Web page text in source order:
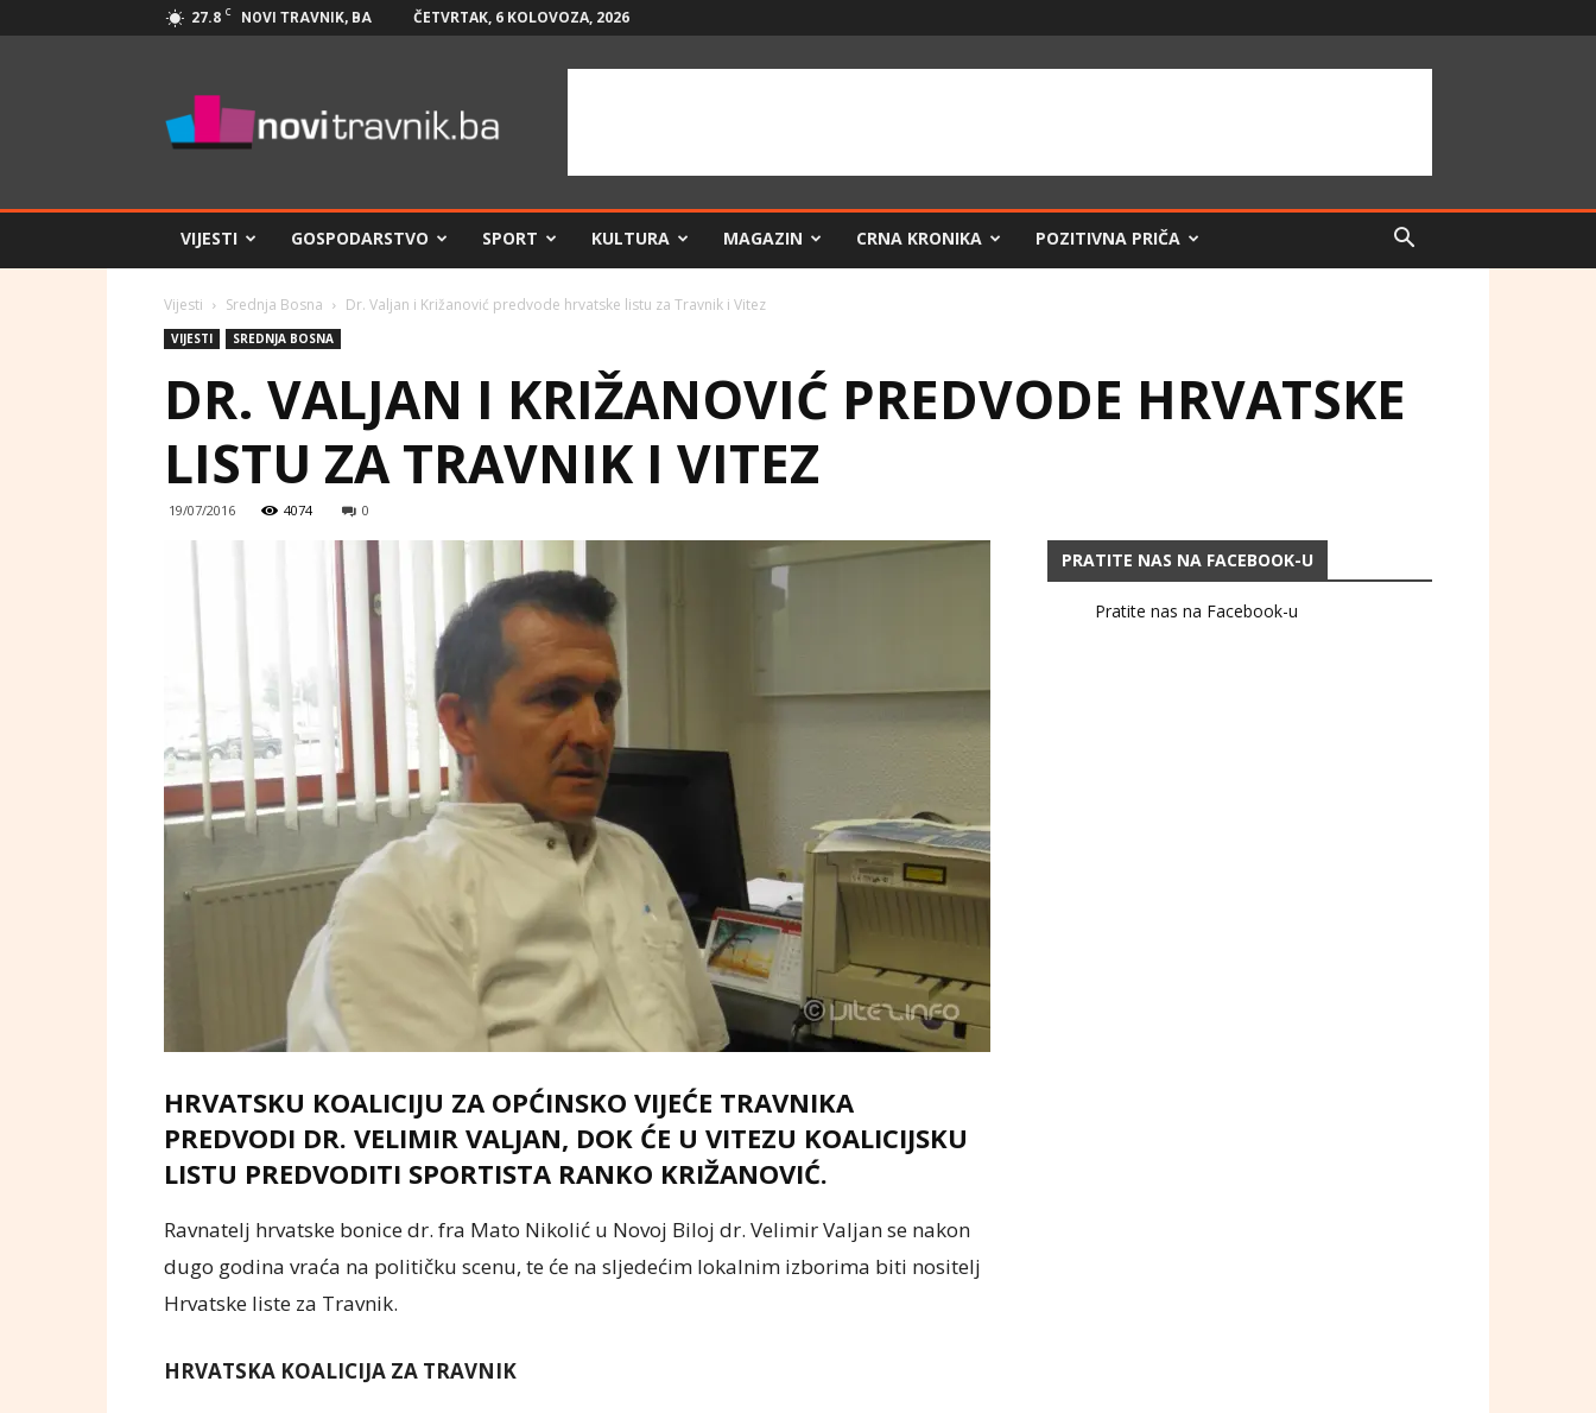
27.8 C NOVI TRAVNIK, BA ČETVRTAK, 6 KOLOVOZA, 2026
Travnik.ba
VIJESTI GOSPODARSTVO SPORT KULTURA MAGAZIN CRNA KRONIKA POZITIVNA PRIČA
Vijesti Srednja Bosna Dr. Valjan i Križanović predvode hrvatske listu za Travnik i Vitez
VIJESTI SREDNJA BOSNA
DR. VALJAN I KRIŽANOVIĆ PREDVODE HRVATSKE
LISTU ZA TRAVNIK I VITEZ
19/07/2016 4074 0
HRVATSKU KOALICIJU ZA OPĆINSKO VIJEĆE TRAVNIKA
PREDVODI DR. VELIMIR VALJAN, DOK ĆE U VITEZU KOALICIJSKU
LISTU PREDVODITI SPORTISTA RANKO KRIŽANOVIĆ.
Ravnatelj hrvatske bonice dr. fra Mato Nikolić u Novoj Biloj dr. Velimir Valjan se nakon
dugo godina vraća na političku scenu, te će na sljedećim lokalnim izborima biti nositelj
Hrvatske liste za Travnik.
HRVATSKA KOALICIJA ZA TRAVNIK
PRATITE NAS NA FACEBOOK-U
Pratite nas na Facebook-u